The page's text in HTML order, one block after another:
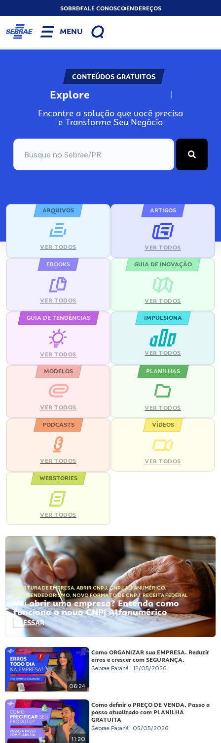
SOBREFALE CONOSCOENDEREÇOS
MENU
CONTEÚDOS GRATUITOS
Explore N
Encontre a solução que você precisa
e Transforme Seu Negócio
ARQUIVOS
VER TODOS
ARTIGOS
VER TODOS
EBOOKS
VER TODOS
GUIA DE INOVAÇÃO
VER TODOS
GUIA DE TENDÊNCIAS
VER TODOS
IMPULSIONA
VER TODOS
MODELOS
VER TODOS
PLANILHAS
VER TODOS
PODCASTS
VER TODOS
VÍDEOS
VER TODOS
WEBSTORIES
VER TODOS
ABERTURA DE EMPRESA, ABRIR CNPJ,CNPJ ALFANUMÉRICO,
EMPREENDEDORISMO, NOVO FORMATO DE CNPJ,RECEITA FEDERAL
Vai abrir uma empresa? Entenda como
funciona o novo CNPJ Alfanumérico
ACESSAR
06:24
Como ORGANIZAR sua EMPRESA. Reduzir
erros e crescer com SEGURANÇA.
Sebrae Paraná 12/05/2026
11:20
Como definir o PREÇO DE VENDA. Passo a
passo atualizado com PLANILHA
GRATUITA
Sebrae Paraná 05/05/2026